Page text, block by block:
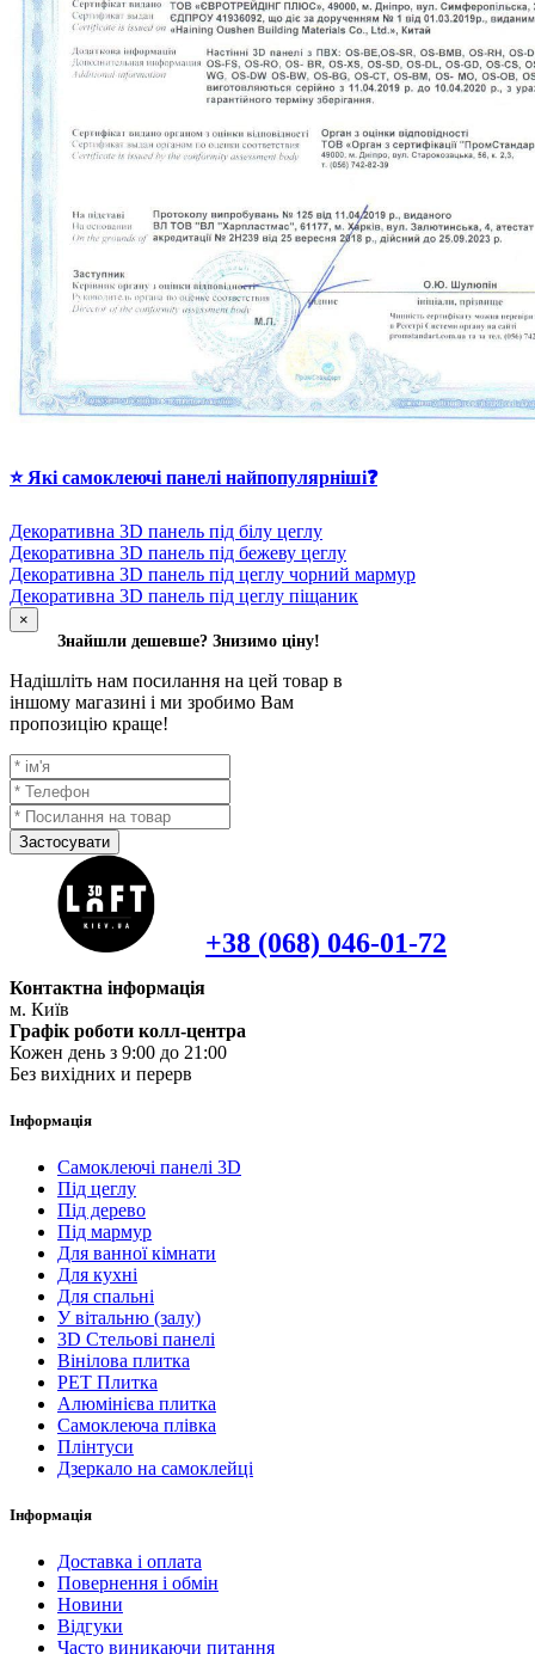
⭐ Які самоклеючі панелі найпопулярніші❓
Декоративна 3D панель під білу цеглу
Декоративна 3D панель під бежеву цеглу
Декоративна 3D панель під цеглу чорний мармур
Декоративна 3D панель під цеглу піщаник
×
Знайшли дешевше? Знизимо ціну!
Надішліть нам посилання на цей товар в
іншому магазині і ми зробимо Вам
пропозицію краще!
Застосувати
+38 (068) 046-01-72
Контактна інформація
м. Київ
Графік роботи колл-центра
Кожен день з 9:00 до 21:00
Без вихідних и перерв
Інформація
Самоклеючі панелі 3D
Під цеглу
Під дерево
Під мармур
Для ванної кімнати
Для кухні
Для спальні
У вітальню (залу)
3D Стельові панелі
Вінілова плитка
PET Плитка
Алюмінієва плитка
Самоклеюча плівка
Плінтуси
Дзеркало на самоклейці
Інформація
Доставка і оплата
Повернення і обмін
Новини
Відгуки
Часто виникаючи питання